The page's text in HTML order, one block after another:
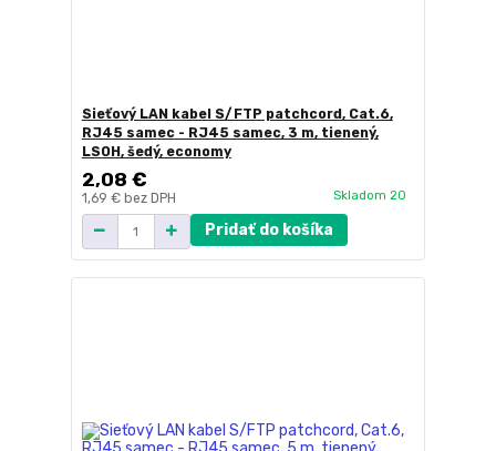
Sieťový LAN kabel S/FTP patchcord, Cat.6,
RJ45 samec - RJ45 samec, 3 m, tienený,
LSOH, šedý, economy
2,08 €
1,69 € bez DPH Skladom 20
Pridať do košíka